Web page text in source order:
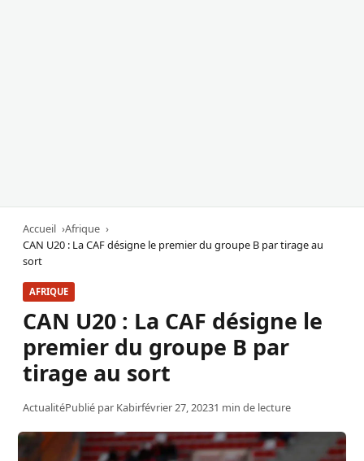
Accueil
Afrique
CAN U20 : La CAF désigne le premier du groupe B par tirage au
sort
AFRIQUE
CAN U20 : La CAF désigne le
premier du groupe B par
tirage au sort
ActualitéPublié par Kabirfévrier 27, 20231 min de lecture